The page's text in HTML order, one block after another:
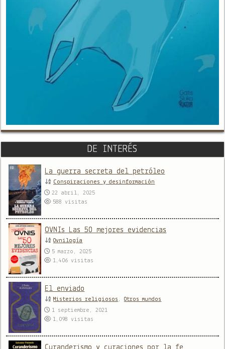
DE INTERÉS
La guerra secreta del petróleo
Conspiraciones y desinformación
22 abril, 2025
588visitas
OVNIs Las 50 mejores evidencias
Ovnilogía
5 marzo, 2025
1,406visitas
El enviado
Misterios religiosos ,Otros mundos
1 septiembre, 2021
1,098visitas
Curanderismo y curaciones por la fe